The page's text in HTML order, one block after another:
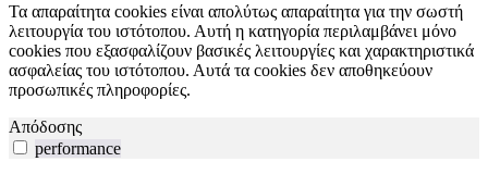
Τα απαραίτητα cookies είναι απολύτως απαραίτητα για την σωστή
λειτουργία του ιστότοπου. Αυτή η κατηγορία περιλαμβάνει μόνο
cookies που εξασφαλίζουν βασικές λειτουργίες και χαρακτηριστικά
ασφαλείας του ιστότοπου. Αυτά τα cookies δεν αποθηκεύουν
προσωπικές πληροφορίες.
Απόδοσης
performance